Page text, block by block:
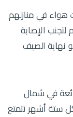
هواء في منازلهم
الإصابة
نهاية الصيف
في شمال
ستة أشهر تتمتع